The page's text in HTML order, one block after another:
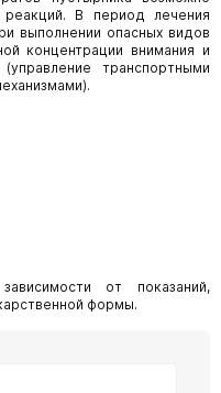
реакций. В период лечения
выполнении опасных видов
концентрации внимания и
транспортными
от показаний,
формы.